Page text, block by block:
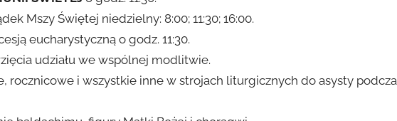
ŚWIETEJ
o godz. 11:30.
Mszy Świętej niedzielny: 8:00; 11:30; 16:00.
eucharystyczną o godz. 11:30.
udziału we wspólnej modlitwie.
rocznicowe i wszystkie inne w strojach liturgicznych do asysty podczas